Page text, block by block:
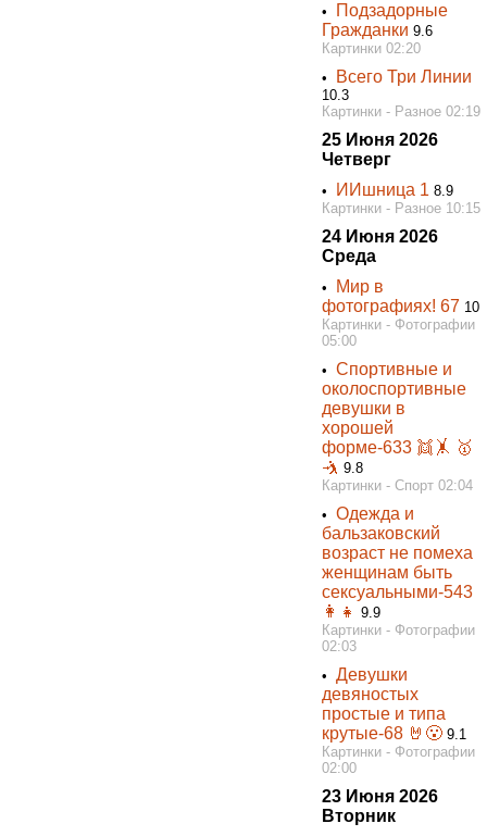
•
Подзадорные
Гражданки9.6
Картинки 02:20
•
Всего Три Линии
10.3
Картинки - Разное 02:19
25 Июня 2026
Четверг
• ИИшница 1 8.9
Картинки - Разное 10:15
24 Июня 2026
Среда
•
Мир в
фотографиях! 67 10
Картинки - Фотографии
05:00
•Спортивные и
околоспортивные
девушки в
хорошей
форме-633 👯‍🤸 🥇
🤺 9.8
Картинки - Спорт 02:04
•Одежда и
бальзаковский
возраст не помеха
женщинам быть
сексуальными-543
👩👧 9.9
Картинки - Фотографии
02:03
•Девушки
девяностых
простые и типа
крутые-68 🤘😮 9.1
Картинки - Фотографии
02:00
23 Июня 2026
Вторник